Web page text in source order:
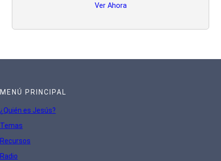
Ver Ahora
MENÚ PRINCIPAL
¿Quién es Jesús?
Temas
Recursos
Radio